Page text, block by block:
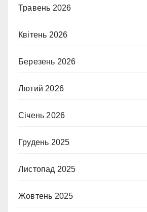
Травень 2026
Квітень 2026
Березень 2026
Лютий 2026
Січень 2026
Грудень 2025
Листопад 2025
Жовтень 2025